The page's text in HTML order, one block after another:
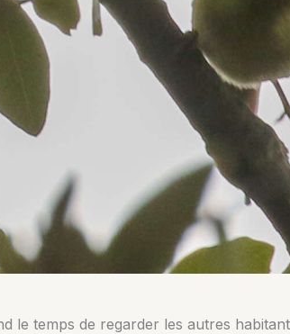
le temps de regarder les autres